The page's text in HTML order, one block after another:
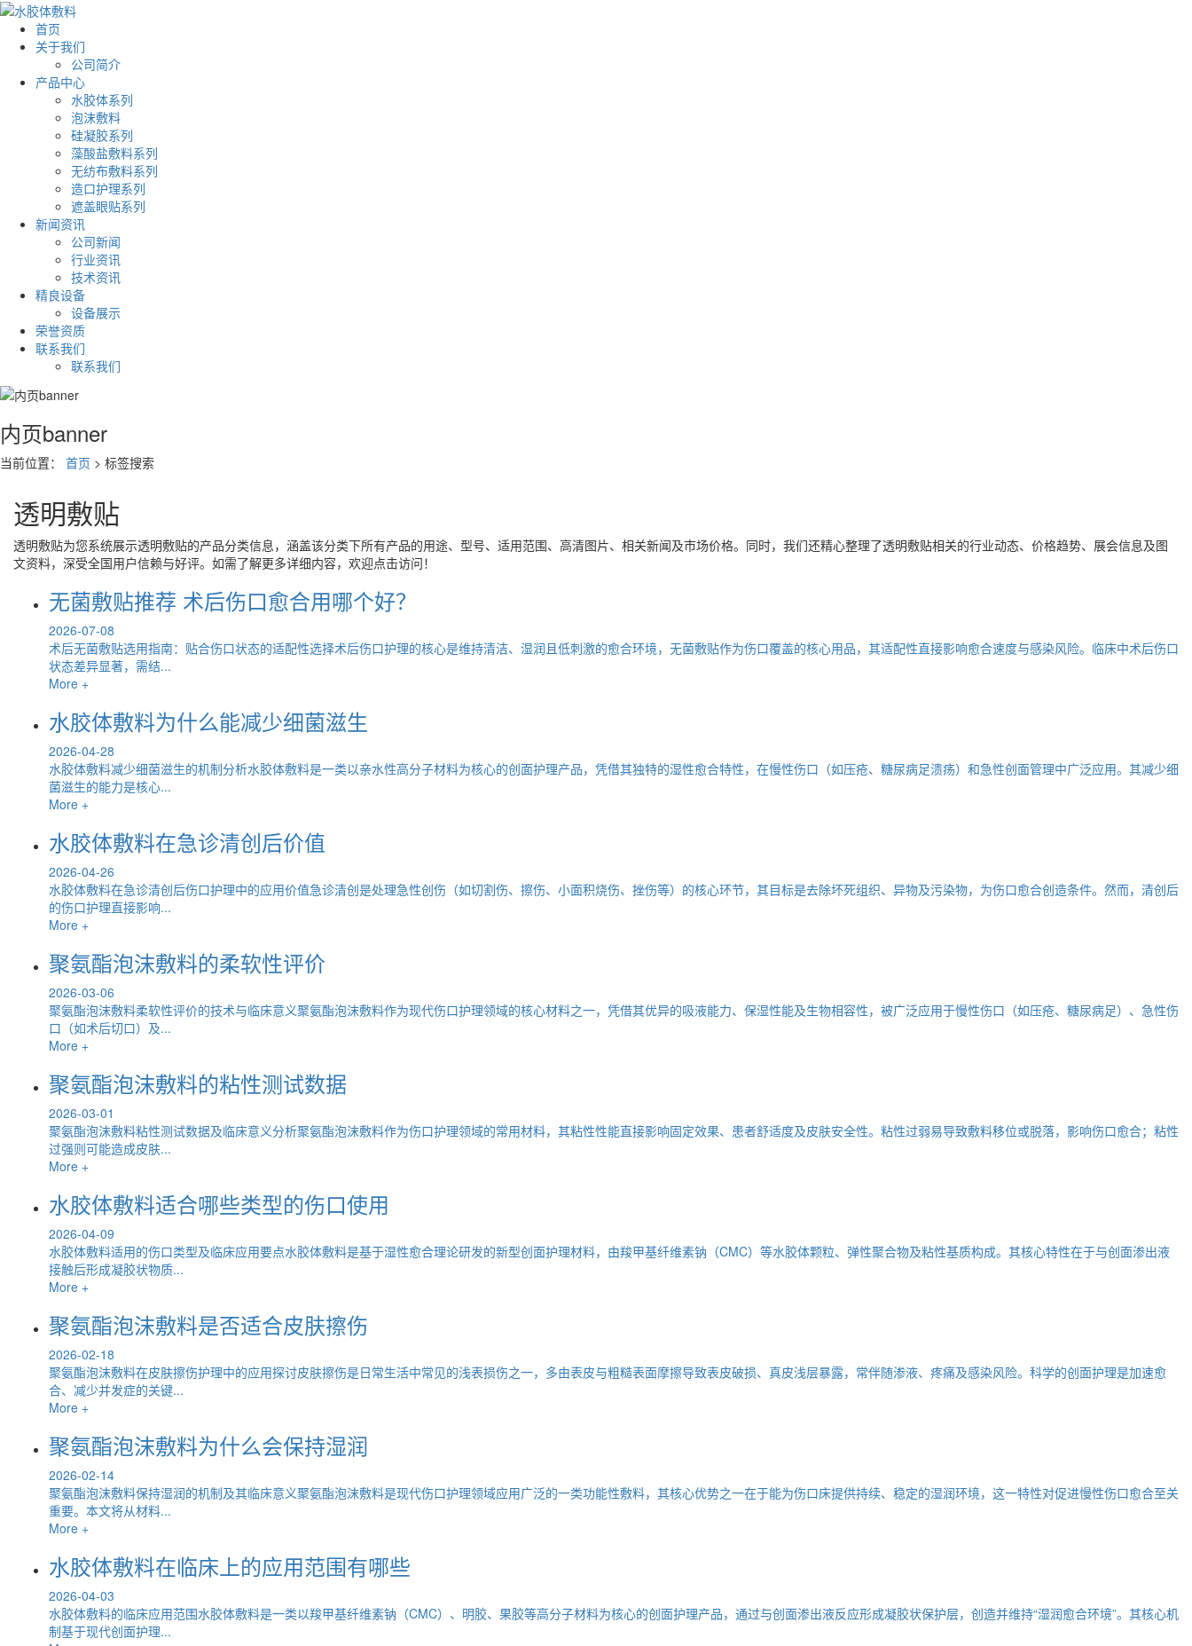
首页
关于我们
公司简介
产品中心
水胶体系列
泡沫敷料
硅凝胶系列
藻酸盐敷料系列
无纺布敷料系列
造口护理系列
遮盖眼贴系列
新闻资讯
公司新闻
行业资讯
技术资讯
精良设备
设备展示
荣誉资质
联系我们
联系我们
内页banner
当前位置： 首页 > 标签搜索
透明敷贴
透明敷贴为您系统展示透明敷贴的产品分类信息，涵盖该分类下所有产品的用途、型号、适用范围、高清图片、相关新闻及市场价格。同时，我们还精心整理了透明敷贴相关的行业动态、价格趋势、展会信息及图
文资料，深受全国用户信赖与好评。如需了解更多详细内容，欢迎点击访问！
无菌敷贴推荐 术后伤口愈合用哪个好？
2026-07-08
术后无菌敷贴选用指南：贴合伤口状态的适配性选择术后伤口护理的核心是维持清洁、湿润且低刺激的愈合环境，无菌敷贴作为伤口覆盖的核心用品，其适配性直接影响愈合速度与感染风险。临床中术后伤口
状态差异显著，需结...
More +
水胶体敷料为什么能减少细菌滋生
2026-04-28
水胶体敷料减少细菌滋生的机制分析水胶体敷料是一类以亲水性高分子材料为核心的创面护理产品，凭借其独特的湿性愈合特性，在慢性伤口（如压疮、糖尿病足溃疡）和急性创面管理中广泛应用。其减少细
菌滋生的能力是核心...
More +
水胶体敷料在急诊清创后价值
2026-04-26
水胶体敷料在急诊清创后伤口护理中的应用价值急诊清创是处理急性创伤（如切割伤、擦伤、小面积烧伤、挫伤等）的核心环节，其目标是去除坏死组织、异物及污染物，为伤口愈合创造条件。然而，清创后
的伤口护理直接影响...
More +
聚氨酯泡沫敷料的柔软性评价
2026-03-06
聚氨酯泡沫敷料柔软性评价的技术与临床意义聚氨酯泡沫敷料作为现代伤口护理领域的核心材料之一，凭借其优异的吸液能力、保湿性能及生物相容性，被广泛应用于慢性伤口（如压疮、糖尿病足）、急性伤
口（如术后切口）及...
More +
聚氨酯泡沫敷料的粘性测试数据
2026-03-01
聚氨酯泡沫敷料粘性测试数据及临床意义分析聚氨酯泡沫敷料作为伤口护理领域的常用材料，其粘性性能直接影响固定效果、患者舒适度及皮肤安全性。粘性过弱易导致敷料移位或脱落，影响伤口愈合；粘性
过强则可能造成皮肤...
More +
水胶体敷料适合哪些类型的伤口使用
2026-04-09
水胶体敷料适用的伤口类型及临床应用要点水胶体敷料是基于湿性愈合理论研发的新型创面护理材料，由羧甲基纤维素钠（CMC）等水胶体颗粒、弹性聚合物及粘性基质构成。其核心特性在于与创面渗出液
接触后形成凝胶状物质...
More +
聚氨酯泡沫敷料是否适合皮肤擦伤
2026-02-18
聚氨酯泡沫敷料在皮肤擦伤护理中的应用探讨皮肤擦伤是日常生活中常见的浅表损伤之一，多由表皮与粗糙表面摩擦导致表皮破损、真皮浅层暴露，常伴随渗液、疼痛及感染风险。科学的创面护理是加速愈
合、减少并发症的关键...
More +
聚氨酯泡沫敷料为什么会保持湿润
2026-02-14
聚氨酯泡沫敷料保持湿润的机制及其临床意义聚氨酯泡沫敷料是现代伤口护理领域应用广泛的一类功能性敷料，其核心优势之一在于能为伤口床提供持续、稳定的湿润环境，这一特性对促进慢性伤口愈合至关
重要。本文将从材料...
More +
水胶体敷料在临床上的应用范围有哪些
2026-04-03
水胶体敷料的临床应用范围水胶体敷料是一类以羧甲基纤维素钠（CMC）、明胶、果胶等高分子材料为核心的创面护理产品，通过与创面渗出液反应形成凝胶状保护层，创造并维持“湿润愈合环境”。其核心机
制基于现代创面护理...